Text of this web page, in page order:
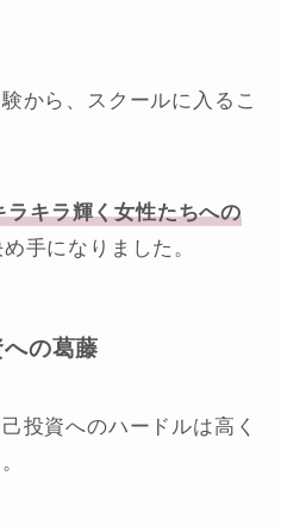
から、スクールに入るこ
ラキラ輝く女性たちへの
手になりました。
の葛藤
投資へのハードルは高く